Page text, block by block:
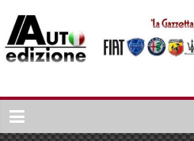
naar
inhoud
Auto
Edizione